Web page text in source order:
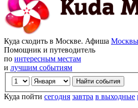
Куда сходить в Москве. Афиша Москвы
Помощник и путеводитель
по интересным местам
и лучшим событиям
Куда пойти сегодня завтра в выходные